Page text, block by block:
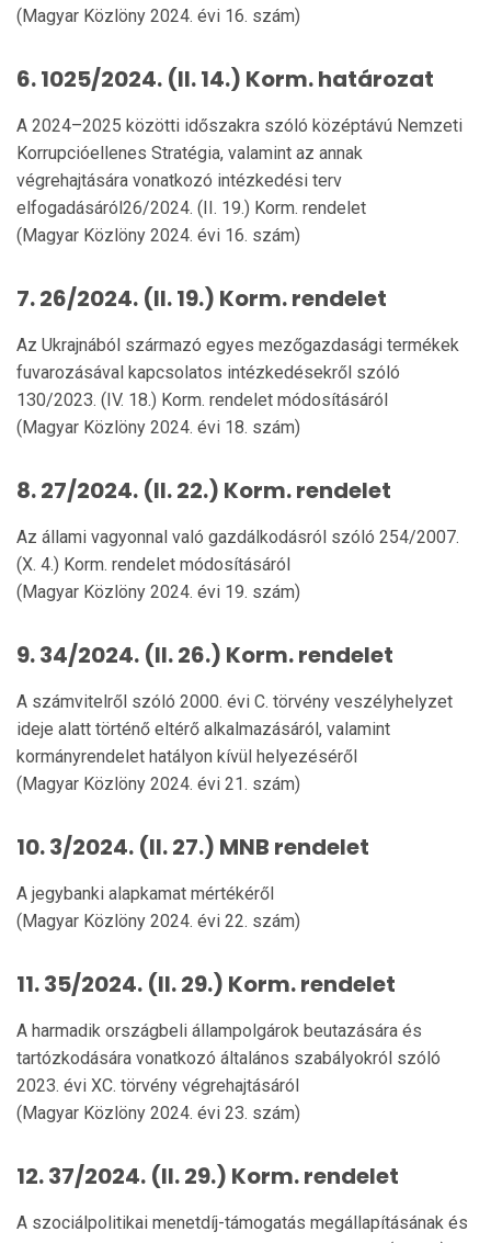
(Magyar Közlöny 2024. évi 16. szám)
6. 1025/2024. (II. 14.) Korm. határozat
A 2024–2025 közötti időszakra szóló középtávú Nemzeti
Korrupcióellenes Stratégia, valamint az annak
végrehajtására vonatkozó intézkedési terv
elfogadásáról26/2024. (II. 19.) Korm. rendelet
(Magyar Közlöny 2024. évi 16. szám)
7. 26/2024. (II. 19.) Korm. rendelet
Az Ukrajnából származó egyes mezőgazdasági termékek
fuvarozásával kapcsolatos intézkedésekről szóló
130/2023. (IV. 18.) Korm. rendelet módosításáról
(Magyar Közlöny 2024. évi 18. szám)
8. 27/2024. (II. 22.) Korm. rendelet
Az állami vagyonnal való gazdálkodásról szóló 254/2007.
(X. 4.) Korm. rendelet módosításáról
(Magyar Közlöny 2024. évi 19. szám)
9. 34/2024. (II. 26.) Korm. rendelet
A számvitelről szóló 2000. évi C. törvény veszélyhelyzet
ideje alatt történő eltérő alkalmazásáról, valamint
kormányrendelet hatályon kívül helyezéséről
(Magyar Közlöny 2024. évi 21. szám)
10. 3/2024. (II. 27.) MNB rendelet
A jegybanki alapkamat mértékéről
(Magyar Közlöny 2024. évi 22. szám)
11. 35/2024. (II. 29.) Korm. rendelet
A harmadik országbeli állampolgárok beutazására és
tartózkodására vonatkozó általános szabályokról szóló
2023. évi XC. törvény végrehajtásáról
(Magyar Közlöny 2024. évi 23. szám)
12. 37/2024. (II. 29.) Korm. rendelet
A szociálpolitikai menetdíj-támogatás megállapításának és